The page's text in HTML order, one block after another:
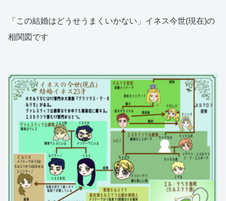
「この結婚はどうせうまくいかない」イネス今世(現在)の
相関図です